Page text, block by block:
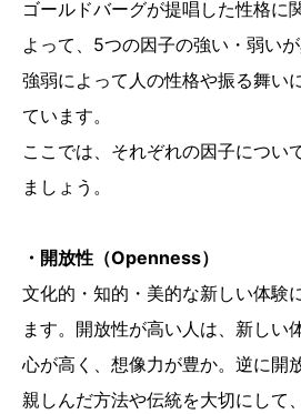
ゴールドバーグが提唱した性格に
よって、5つの因子の強い・弱い
強弱によって人の性格や振る舞い
ています。
ここでは、それぞれの因子につい
ましょう。
・開放性（Openness）
文化的・知的・美的な新しい体験
ます。開放性が高い人は、新しい
心が高く、想像力が豊か。逆に開
親しんだ方法や伝統を大切にして